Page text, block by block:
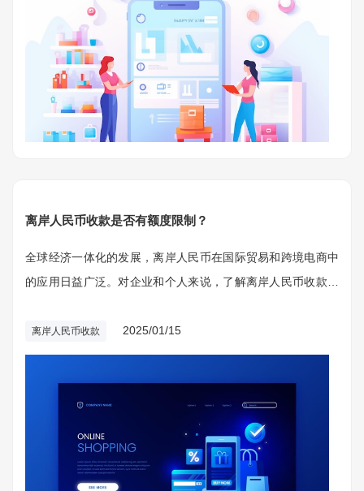
离岸人民币收款是否有额度限制？
全球经济一体化的发展，离岸人民币在国际贸易和跨境电商中
的应用日益广泛。对企业和个人来说，了解离岸人民币收款的
离岸人民币收款 2025/01/15